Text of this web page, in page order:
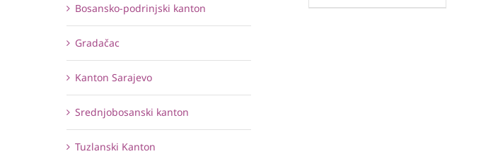
Bosansko-podrinjski kanton
Gradačac
Kanton Sarajevo
Srednjobosanski kanton
Tuzlanski Kanton